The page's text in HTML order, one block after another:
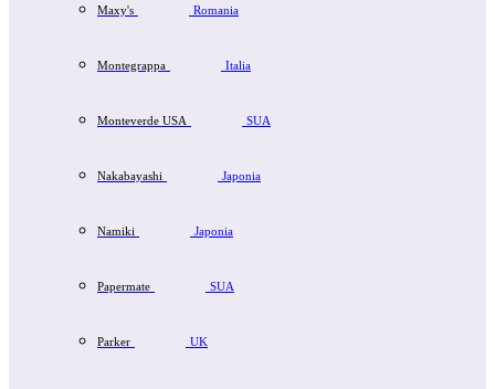
Maxy's Romania
Montegrappa Italia
Monteverde USA SUA
Nakabayashi Japonia
Namiki Japonia
Papermate SUA
Parker UK